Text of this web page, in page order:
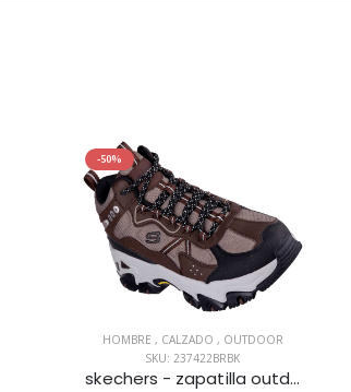
-50%
HOMBRE , CALZADO , OUTDOOR
SKU: 237422BRBK
skechers - zapatilla outdoor d'lite shiker para hombre